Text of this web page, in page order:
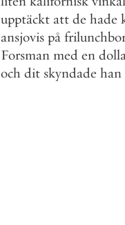
upptäckt att de hade
ansjovis på
Forsman med en
och dit skyndade han